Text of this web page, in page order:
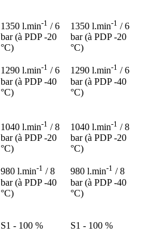
1350 l.min-1 / 6
bar (à PDP -20
°C)
1290 l.min-1 / 6
bar (à PDP -40
°C)
1350 l.min-1 / 6
bar (à PDP -20
°C)
1290 l.min-1 / 6
bar (à PDP -40
°C)
1040 l.min-1 / 8
bar (à PDP -20
°C)
980 l.min-1 / 8
bar (à PDP -40
°C)
1040 l.min-1 / 8
bar (à PDP -20
°C)
980 l.min-1 / 8
bar (à PDP -40
°C)
S1 - 100 % S1 - 100 %